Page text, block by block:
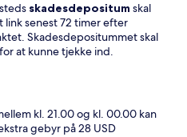
skadesdepositum skal
link senest 72 timer efter
Skadesdepositummet skal
at kunne tjekke ind.
kl. 21.00 og kl. 00.00 kan
gebyr på 28 USD